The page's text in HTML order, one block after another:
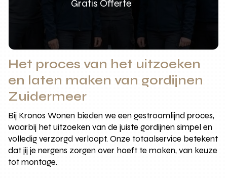
Gratis Offerte
Het proces van het uitzoeken
en laten maken van gordijnen
Zuidermeer
Bij Kronos Wonen bieden we een gestroomlijnd proces,
waarbij het uitzoeken van de juiste gordijnen simpel en
volledig verzorgd verloopt. Onze totaalservice betekent
dat jij je nergens zorgen over hoeft te maken, van keuze
tot montage.